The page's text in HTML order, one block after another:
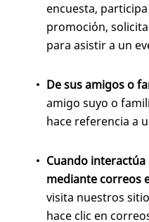
encuesta,
promoción,
para asistir a un
De sus amigos o
amigo suyo o
hace referencia a
Cuando
mediante correos
visita nuestros
hace clic en